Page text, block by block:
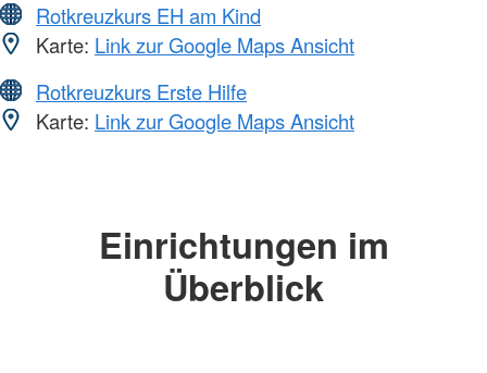
Rotkreuzkurs EH am Kind
Karte: Link zur Google Maps Ansicht
Rotkreuzkurs Erste Hilfe
Karte: Link zur Google Maps Ansicht
Einrichtungen im
Überblick